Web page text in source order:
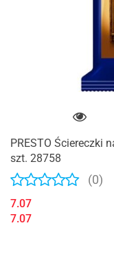
PRESTO Ściereczki
szt. 28758
(0)
7.07
7.07